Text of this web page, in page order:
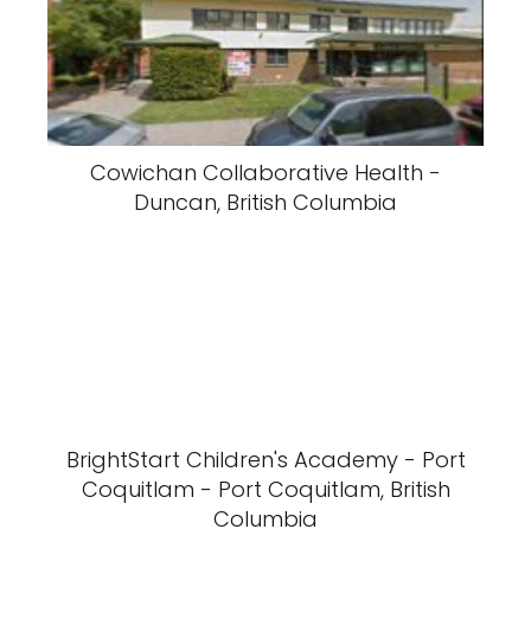
Cowichan Collaborative Health -
Duncan, British Columbia
BrightStart Children's Academy - Port
Coquitlam - Port Coquitlam, British
Columbia